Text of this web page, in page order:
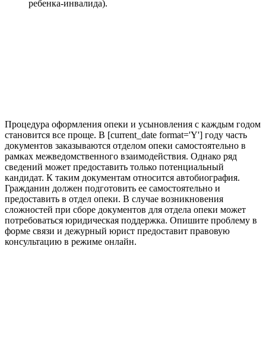
ребенка-инвалида).
Процедура оформления опеки и усыновления с каждым годом
становится все проще. В [current_date format='Y'] году часть
документов заказываются отделом опеки самостоятельно в
рамках межведомственного взаимодействия. Однако ряд
сведений может предоставить только потенциальный
кандидат. К таким документам относится автобиография.
Гражданин должен подготовить ее самостоятельно и
предоставить в отдел опеки. В случае возникновения
сложностей при сборе документов для отдела опеки может
потребоваться юридическая поддержка. Опишите проблему в
форме связи и дежурный юрист предоставит правовую
консультацию в режиме онлайн.